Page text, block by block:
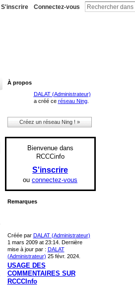
S'inscrire Connectez-vous
À propos
DALAT (Administrateur)
a créé ce réseau Ning.
Créez un réseau Ning ! »
Bienvenue dans
RCCCinfo
S'inscrire
ou connectez-vous
Remarques
Créée par DALAT (Administrateur)
1 mars 2009 at 23:14. Dernière
mise à jour par : DALAT
(Administrateur) 25 févr. 2024.
USAGE DES
COMMENTAIRES SUR
RCCCInfo